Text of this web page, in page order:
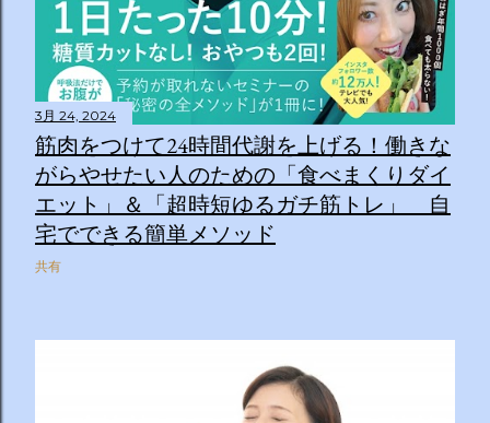
3月 24, 2024
筋肉をつけて24時間代謝を上げる！働きな
がらやせたい人のための「食べまくりダイ
エット」＆「超時短ゆるガチ筋トレ」 自
宅でできる簡単メソッド
共有